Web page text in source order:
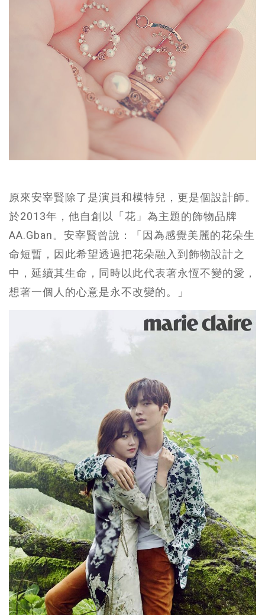
原來安宰賢除了是演員和模特兒，更是個設計師。
於2013年，他自創以「花」為主題的飾物品牌
AA.Gban。安宰賢曾說：「因為感覺美麗的花朵生
命短暫，因此希望透過把花朵融入到飾物設計之
中，延續其生命，同時以此代表著永恆不變的愛，
想著一個人的心意是永不改變的。」